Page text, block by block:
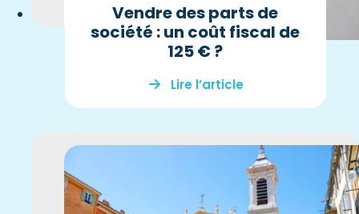
Vendre des parts de
société : un coût fiscal de
125 € ?
Lire l’article